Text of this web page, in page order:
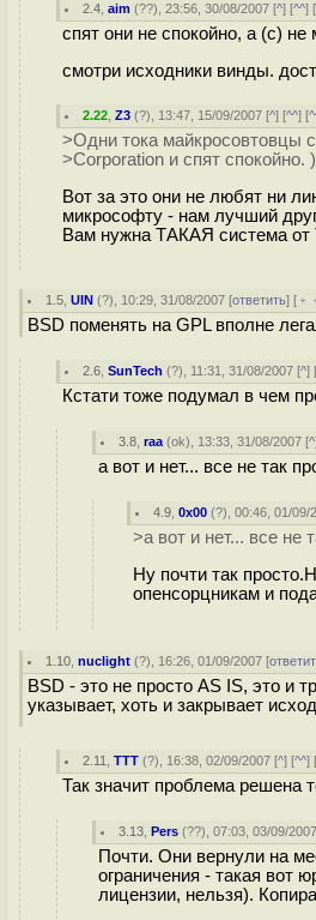
2.4 ,aim (??), 23:56, 30/08/2007 [^] [^^] [
спят они не спокойно, а (c) не
смотри исходники винды.
2.22 ,Z3 (?), 13:47, 15/09/2007 [^] [^^] [
>Одни тока майкросовтовцы
>Corporation и спят спокойно.
Вот за это они не любят ни
микрософту - нам лучший
Вам нужна ТАКАЯ система от
1.5 ,UIN (?), 10:29, 31/08/2007 [ответить] [
BSD поменять на GPL вполне
2.6 ,SunTech (?), 11:31, 31/08/2007 [^]
Кстати тоже подумал в чем
3.8 ,raa (ok), 13:33, 31/08/2007 [^
а вот и нет... все не так
4.9 ,0x00 (?), 00:46, 01/09/
>а вот и нет... все не
Ну почти так
опенсорцникам и
1.10 ,nuclight (?), 16:26, 01/09/2007 [
BSD - это не просто AS IS, это и
указывает, хоть и закрывает
2.11 ,ТТТ (?), 16:38, 02/09/2007 [^] [^^]
Так значит проблема решена
3.13 ,Pers (??), 07:03, 03/09/
Почти. Они вернули на
ограничения - такая вот
лицензии, нельзя).